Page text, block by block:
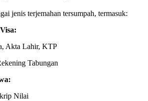
jenis terjemahan tersumpah, termasuk:
Akta Lahir, KTP
Tabungan
Nilai